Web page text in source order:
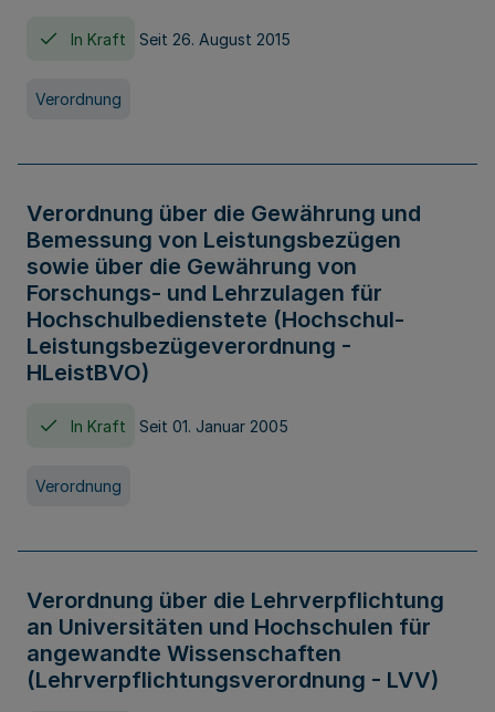
In Kraft Seit 26. August 2015
Verordnung
Verordnung über die Gewährung und
Bemessung von Leistungsbezügen
sowie über die Gewährung von
Forschungs- und Lehrzulagen für
Hochschulbedienstete (Hochschul-
Leistungsbezügeverordnung -
HLeistBVO)
In Kraft Seit 01. Januar 2005
Verordnung
Verordnung über die Lehrverpflichtung
an Universitäten und Hochschulen für
angewandte Wissenschaften
(Lehrverpflichtungsverordnung - LVV)